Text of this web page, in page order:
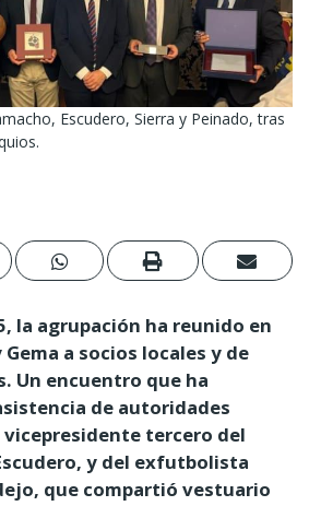
Escudero, Sierra y Peinado, tras
la agrupación ha reunido en
a socios locales y de
Un encuentro que ha
de autoridades
tercero del
y del exfutbolista
que compartió vestuario